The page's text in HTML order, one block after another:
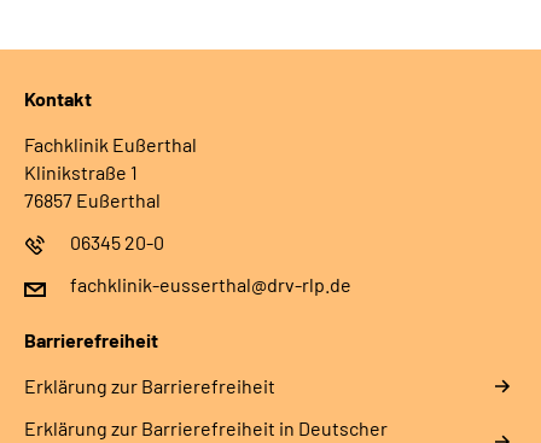
Kontakt
Fachklinik Eußerthal
Klinikstraße 1
76857 Eußerthal
06345 20-0
fachklinik-eusserthal@drv-rlp.de
Barrierefreiheit
Erklärung zur Barrierefreiheit
Erklärung zur Barrierefreiheit in Deutscher